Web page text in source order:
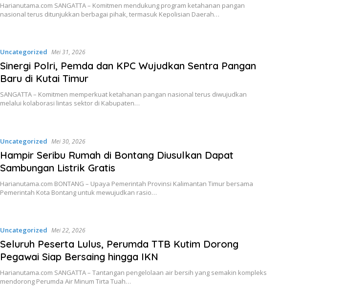
Harianutama.com SANGATTA – Komitmen mendukung program ketahanan pangan
nasional terus ditunjukkan berbagai pihak, termasuk Kepolisian Daerah…
Uncategorized Mei 31, 2026
Sinergi Polri, Pemda dan KPC Wujudkan Sentra Pangan
Baru di Kutai Timur
SANGATTA – Komitmen memperkuat ketahanan pangan nasional terus diwujudkan
melalui kolaborasi lintas sektor di Kabupaten…
Uncategorized Mei 30, 2026
Hampir Seribu Rumah di Bontang Diusulkan Dapat
Sambungan Listrik Gratis
Harianutama.com BONTANG – Upaya Pemerintah Provinsi Kalimantan Timur bersama
Pemerintah Kota Bontang untuk mewujudkan rasio…
Uncategorized Mei 22, 2026
Seluruh Peserta Lulus, Perumda TTB Kutim Dorong
Pegawai Siap Bersaing hingga IKN
Harianutama.com SANGATTA – Tantangan pengelolaan air bersih yang semakin kompleks
mendorong Perumda Air Minum Tirta Tuah…